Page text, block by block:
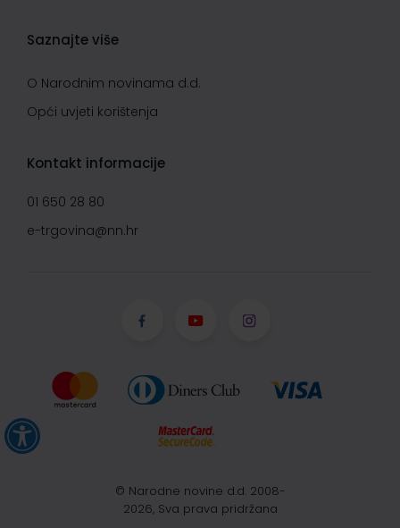
Saznajte više
O Narodnim novinama d.d.
Opći uvjeti korištenja
Kontakt informacije
01 650 28 80
e-trgovina@nn.hr
© Narodne novine d.d. 2008-
2026, Sva prava pridržana